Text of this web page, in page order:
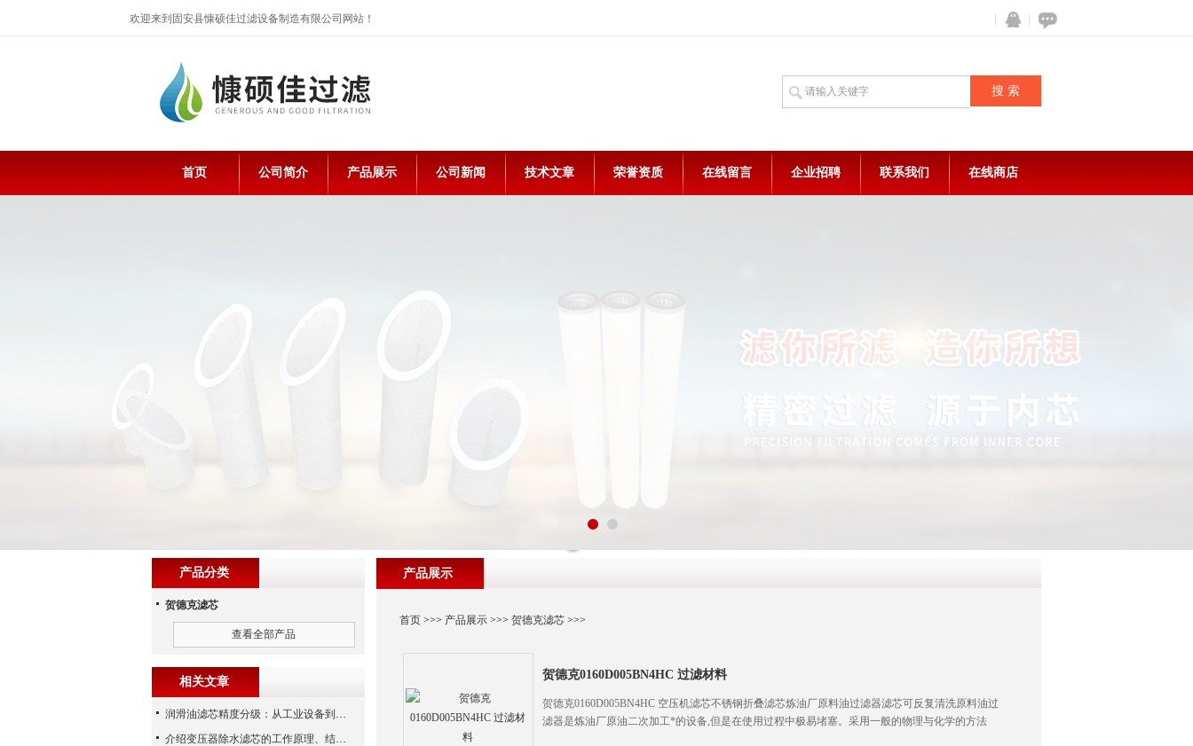
欢迎来到固安县慷硕佳过滤设备制造有限公司网站！
首页 公司简介 产品展示 公司新闻 技术文章 荣誉资质 在线留言 企业招聘 联系我们 在线商店
产品展示
首页 >>> 产品展示 >>>贺德克滤芯 >>>
贺德克0160D005BN4HC 过滤材料
贺德克0160D005BN4HC 空压机滤芯不锈钢折叠滤芯炼油厂原料油过滤器滤芯可反复清洗原料油过
滤器是炼油厂原油二次加工*的设备,但是在使用过程中极易堵塞。采用一般的物理与化学的方法
产品分类
贺德克滤芯
查看全部产品
相关文章
润滑油滤芯精度分级：从工业设备到精密系统的过滤密码
介绍变压器除水滤芯的工作原理、结构及优点